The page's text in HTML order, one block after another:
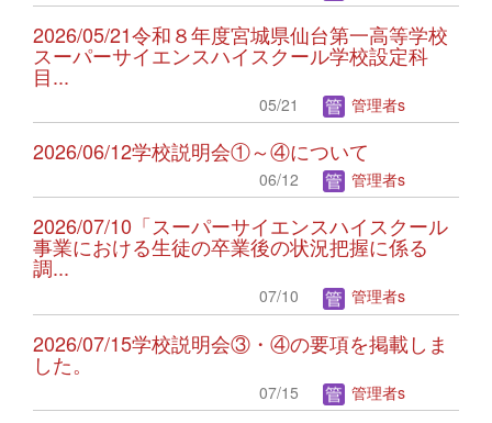
2026/05/21令和８年度宮城県仙台第一高等学校
スーパーサイエンスハイスクール学校設定科
目...
05/21 管理者s
2026/06/12学校説明会①～④について
06/12 管理者s
2026/07/10「スーパーサイエンスハイスクール
事業における生徒の卒業後の状況把握に係る
調...
07/10 管理者s
2026/07/15学校説明会③・④の要項を掲載しま
した。
07/15 管理者s